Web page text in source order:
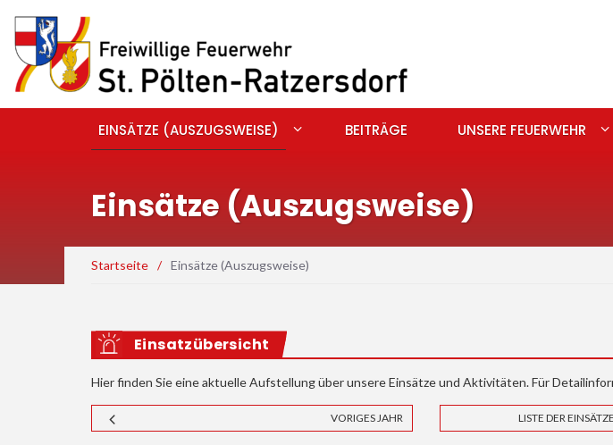
EINSÄTZE (AUSZUGSWEISE) BEITRÄGE UNSERE FEUERWEHR
Einsätze (Auszugsweise)
Startseite / Einsätze (Auszugsweise)
Einsatzübersicht
Hier finden Sie eine aktuelle Aufstellung über unsere Einsätze und Aktivitäten. Für
VORIGES JAHR LISTE DER